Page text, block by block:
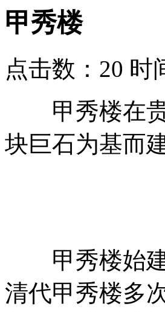
甲秀楼
点击数：20 时
甲秀楼在贵
块巨石为基而
甲秀楼始建
清代甲秀楼多